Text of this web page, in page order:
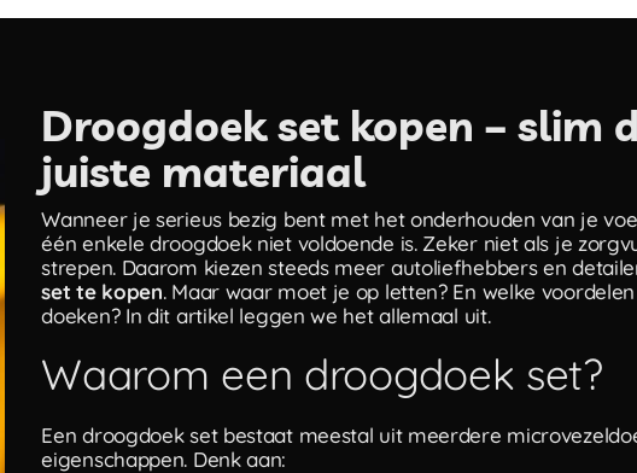
Droogdoek set kopen – slim
juiste materiaal
Wanneer je serieus bezig bent met het onderhouden van je
één enkele droogdoek niet voldoende is. Zeker niet als je
strepen. Daarom kiezen steeds meer autoliefhebbers en
set te kopen. Maar waar moet je op letten? En welke
doeken? In dit artikel leggen we het allemaal uit.
Waarom een droogdoek set?
Een droogdoek set bestaat meestal uit meerdere
eigenschappen. Denk aan: